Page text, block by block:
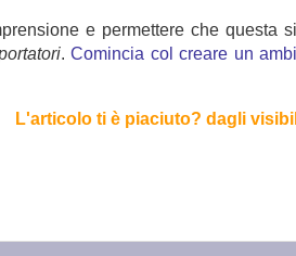
e permettere che
. Comincia col creare un
L'articolo ti è piaciuto? dagli